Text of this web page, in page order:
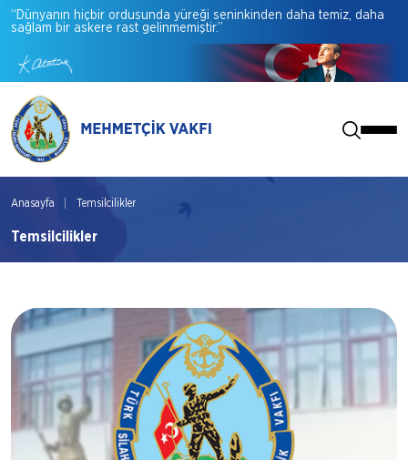
“Dünyanın hiçbir ordusunda yüreği seninkinden daha temiz, daha
sağlam bir askere rast gelinmemiştir.”
Anasayfa Temsilcilikler
Temsilcilikler